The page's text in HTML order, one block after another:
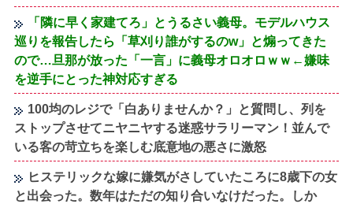
「隣に早く家建てろ」とうるさい義母。モデルハウス
巡りを報告したら「草刈り誰がするのw」と煽ってきた
ので…旦那が放った「一言」に義母オロオロｗｗ←嫌味
を逆手にとった神対応すぎる
100均のレジで「白ありませんか？」と質問し、列を
ストップさせてニヤニヤする迷惑サラリーマン！並んで
いる客の苛立ちを楽しむ底意地の悪さに激怒
ヒステリックな嫁に嫌気がさしていたころに8歳下の女
と出会った。数年はただの知り合いなけだった。しか